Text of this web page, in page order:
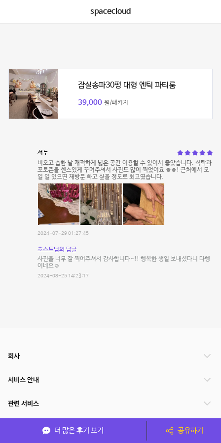
spacecloud
잠실송파30평 대형 엔틱 파티룸
39,000 원/패키지
서누
비오고 습한 날 쾌적하게 넓은 공간 이용할 수 있어서 좋았습니다. 식탁과
포토존을 센스있게 꾸며주셔서 사진도 많이 찍었어요 ㅎㅎ! 근처에서 모
일 일 있으면 재방문 하고 싶을 정도로 최고였습니다.
2024-07-29 01:27:45
호스트님의 답글
사진을 너무 잘 찍어주셔서 감사합니다~!! 행복한 생일 보내셨다니 다행
이네요☺️
2024-08-25 14:23:17
더 많은 후기 보기 공유하기
회사
서비스 안내
관련 서비스